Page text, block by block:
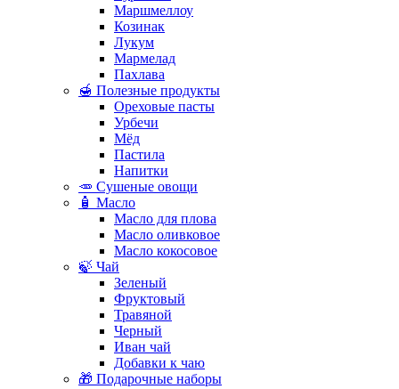
Маршмеллоу
Козинак
Лукум
Мармелад
Пахлава
🍯 Полезные продукты
Ореховые пасты
Урбечи
Мёд
Пастила
Напитки
🥕 Сушеные овощи
🧴 Масло
Масло для плова
Масло оливковое
Масло кокосовое
🍃 Чай
Зеленый
Фруктовый
Травяной
Черный
Иван чай
Добавки к чаю
🎁 Подарочные наборы